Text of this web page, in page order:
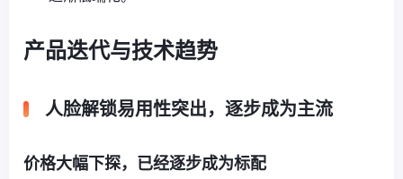
产品迭代与技术趋势
人脸解锁易用性突出，逐步成为主流
价格大幅下探，已经逐步成为标配